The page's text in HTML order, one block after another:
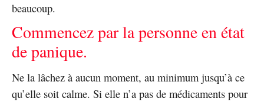
beaucoup.
Commencez par la personne en état
de panique.
Ne la lâchez à aucun moment, au minimum jusqu’à ce
qu’elle soit calme. Si elle n’a pas de médicaments pour